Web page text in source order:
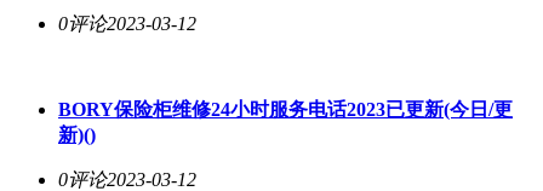
0评论2023-03-12
BORY保险柜维修24小时服务电话2023已更新(今日/更
新)()
0评论2023-03-12